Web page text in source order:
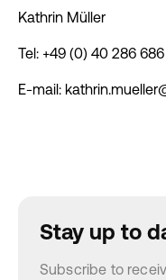
Kathrin Müller
Tel: +49 (0) 40 286 686
E-mail:
Stay up to
Subscribe to